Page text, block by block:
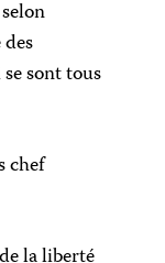
sont tous
chef